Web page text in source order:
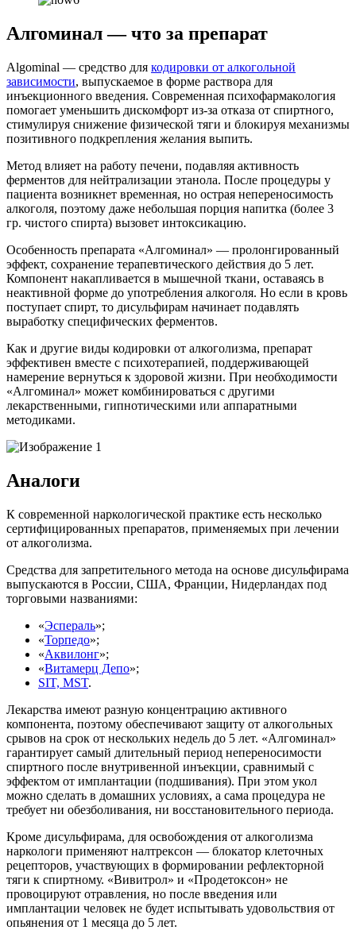
Алгоминал — что за препарат
Algominal — средство для кодировки от алкогольной
зависимости, выпускаемое в форме раствора для
инъекционного введения. Современная психофармакология
помогает уменьшить дискомфорт из-за отказа от спиртного,
стимулируя снижение физической тяги и блокируя механизмы
позитивного подкрепления желания выпить.
Метод влияет на работу печени, подавляя активность
ферментов для нейтрализации этанола. После процедуры у
пациента возникнет временная, но острая непереносимость
алкоголя, поэтому даже небольшая порция напитка (более 3
гр. чистого спирта) вызовет интоксикацию.
Особенность препарата «Алгоминал» — пролонгированный
эффект, сохранение терапевтического действия до 5 лет.
Компонент накапливается в мышечной ткани, оставаясь в
неактивной форме до употребления алкоголя. Но если в кровь
поступает спирт, то дисульфирам начинает подавлять
выработку специфических ферментов.
Как и другие виды кодировки от алкоголизма, препарат
эффективен вместе с психотерапией, поддерживающей
намерение вернуться к здоровой жизни. При необходимости
«Алгоминал» может комбинироваться с другими
лекарственными, гипнотическими или аппаратными
методиками.
Аналоги
К современной наркологической практике есть несколько
сертифицированных препаратов, применяемых при лечении
от алкоголизма.
Средства для запретительного метода на основе дисульфирама
выпускаются в России, США, Франции, Нидерландах под
торговыми названиями:
«Эспераль»;
«Торпедо»;
«Аквилонг»;
«Витамерц Депо»;
SIT, MST.
Лекарства имеют разную концентрацию активного
компонента, поэтому обеспечивают защиту от алкогольных
срывов на срок от нескольких недель до 5 лет. «Алгоминал»
гарантирует самый длительный период непереносимости
спиртного после внутривенной инъекции, сравнимый с
эффектом от имплантации (подшивания). При этом укол
можно сделать в домашних условиях, а сама процедура не
требует ни обезболивания, ни восстановительного периода.
Кроме дисульфирама, для освобождения от алкоголизма
наркологи применяют налтрексон — блокатор клеточных
рецепторов, участвующих в формировании рефлекторной
тяги к спиртному. «Вивитрол» и «Продетоксон» не
провоцируют отравления, но после введения или
имплантации человек не будет испытывать удовольствия от
опьянения от 1 месяца до 5 лет.